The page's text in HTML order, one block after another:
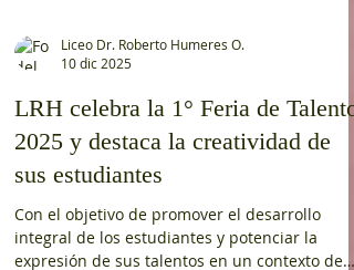
10 dic 2025
LRH celebra la 1° Feria de Talentos
2025 y destaca la creatividad de
sus estudiantes
Con el objetivo de promover el desarrollo